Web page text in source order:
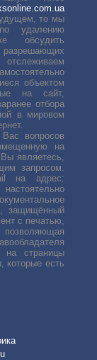
то мы
удалению
обсудить
объектом
на сайт,
отбора
в мировом
вопросов
на
являетесь,
запросом.
на адрес:
защищённый
с печатью,
страницы
которые есть